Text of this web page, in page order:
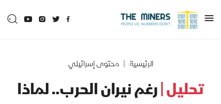
الرئيسية محتوى إسرائيلي
تحليل |رغم نيران الحرب.. لماذا